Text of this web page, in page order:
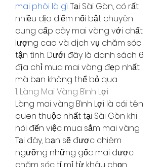
mai phôi là gì. Tại Sài Gòn, có rất
nhiều địa điểm nổi bật chuyên
cung cấp cây mai vàng với chất
lượng cao và dịch vụ chăm sóc
tận tình. Dưới đây là danh sách 6
địa chỉ mua mai vàng đẹp nhất
mà bạn không thể bỏ qua.
1. Làng Mai Vàng Bình Lợi
Làng mai vàng Bình Lợi là cái tên
quen thuộc nhất tại Sài Gòn khi
nói đến việc mua sắm mai vàng.
Tại đây, bạn sẽ được chiêm
ngưỡng những gốc mai được